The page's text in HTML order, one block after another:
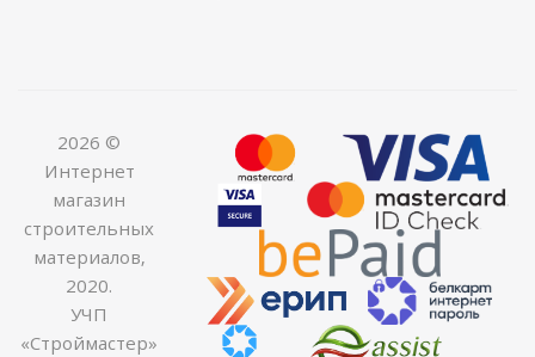
2026 ©
Интернет
магазин
строительных
материалов,
2020.
УЧП
«Строймастер»